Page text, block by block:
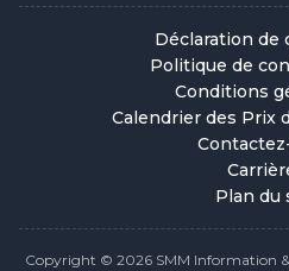
Déclaration de
Politique de
Conditions
Calendrier des Prix
Plan du
Copyright © 2026 SMM Information &